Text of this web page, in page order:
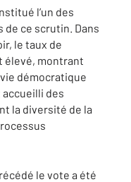
l’un des
ce scrutin. Dans
le taux de
élevé, montrant
démocratique
des
la diversité de la
le vote a été